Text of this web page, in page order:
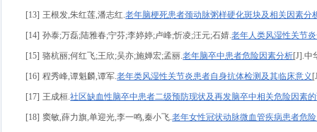
[13] 王根发,朱红莲,潘志红.老年脑梗死患者颈动脉粥样硬化斑块及相关因素分
[14] 孙泰;万磊;陆雅春;宁芬;李婷婷;卢峰;忻凌;汪元;石婧.老年人类风湿性关节
[15] 骆杭丽;何红飞;王欣;吴亦;施婵宏;孟丽.老年脑卒中患者危险因素分析[J].中
[16] 程秀峰,谭魁麟,谭军.老年类风湿性关节炎患者自身抗体检测及其临床意义
[17] 王成桓.社区缺血性脑卒中患者二级预防现状及再发脑卒中相关危险因素
[18] 窦敏,薛力旗,单迎光,李一鸣,秦小飞.老年女性冠状动脉微血管疾病患者危